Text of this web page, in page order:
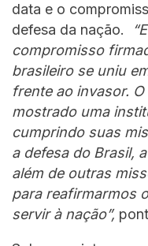
data e o
defesa da nação.
compromisso
brasileiro se uniu
frente ao invasor.
mostrado uma
cumprindo suas
a defesa do Brasil,
além de outras
para reafirmarmos
servir à nação”,